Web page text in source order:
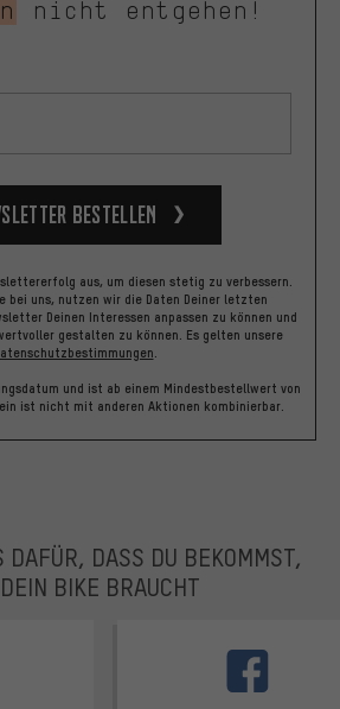
nicht entgehen!
bestellen
aus, um diesen stetig zu verbessern.
bei uns, nutzen wir die Daten Deiner letzten
Deinen Interessen anpassen zu können und
gestalten zu können. Es gelten unsere
.
und ist ab einem Mindestbestellwert von
ist nicht mit anderen Aktionen kombinierbar.
DASS DU BEKOMMST,
BIKE BRAUCHT